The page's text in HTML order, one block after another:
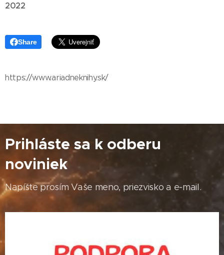
2022
Share
https://www.ariadneknihy.sk/
Prihláste sa k odberu
noviniek
Napíšte prosím Vaše meno, priezvisko a e-mail.